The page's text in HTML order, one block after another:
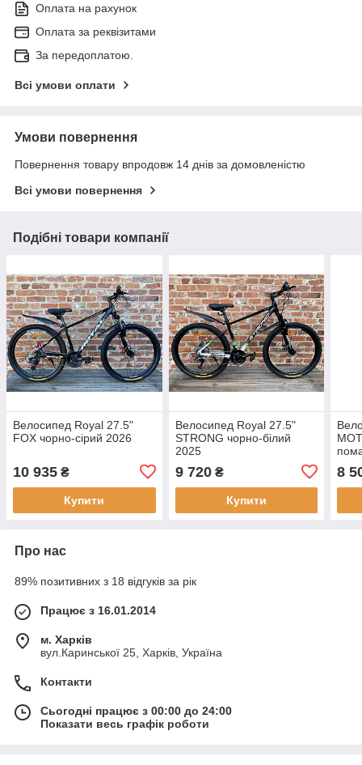
Оплата на рахунок
Оплата за реквізитами
За передоплатою.
Всі умови оплати
Умови повернення
Повернення товару впродовж 14 днів за домовленістю
Всі умови повернення
Подібні товари компанії
Велосипед Royal 27.5"
FOX чорно-сірий 2026
10 935 ₴
Купити
Велосипед Royal 27.5"
STRONG чорно-білий
2025
9 720₴
Купити
8
Про нас
89% позитивних з 18 відгуків за рік
Працює з 16.01.2014
м. Харків
вул.Каринської 25, Харків, Україна
Контакти
Сьогодні працює з 00:00 до 24:00
Показати весь графік роботи